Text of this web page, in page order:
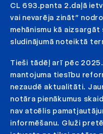
CL 693.panta 2.daļā
vai nevarēja zināt”
mehānismu kā
sludinājumā noteiktā
Tieši tādēļ arī pēc
mantojuma tiesību
nezaudē aktualitāti.
notāra pienākumus
nav atcēlis
informēšanu. Gluži